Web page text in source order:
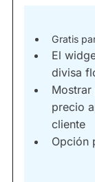
Gratis
El
divisa
precio
cliente
Opción